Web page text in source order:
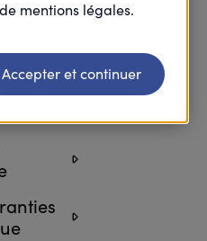
mentions légales.
Accepter et continuer